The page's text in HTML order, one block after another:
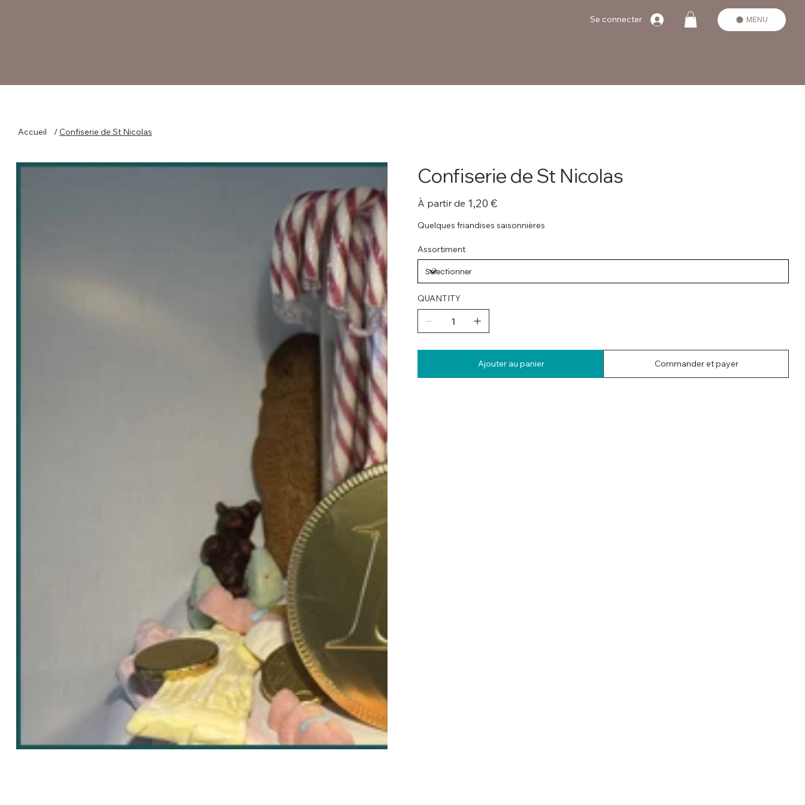
Se connecter MENU
Accueil /Confiserie de St Nicolas
Confiserie de St Nicolas
À partir de Prix
1,20 €
Quelques friandises saisonnières
Assortiment
QUANTITY
Ajouter au panier Commander et payer